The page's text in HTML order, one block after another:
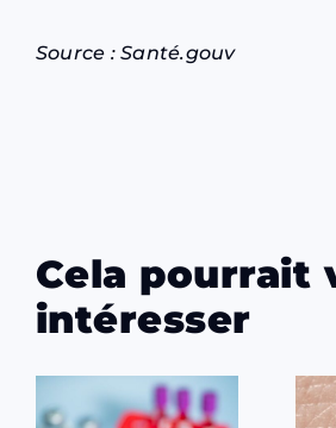
Source :Santé.gouv
Cela pourrait
intéresser